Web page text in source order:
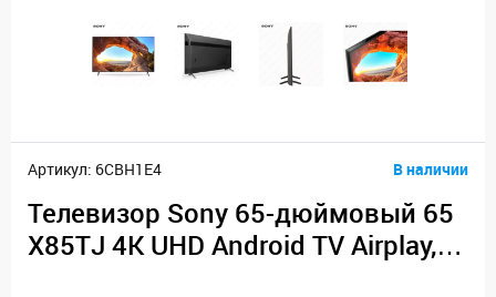
Артикул: 6CBH1E4 В наличии
Телевизор Sony 65-дюймовый 65
X85TJ 4K UHD Android TV Airplay, Bl